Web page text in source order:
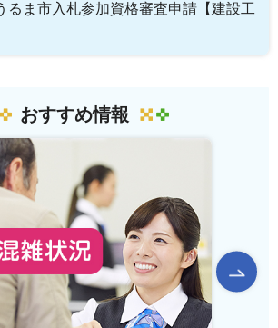
るま市入札参加資格審査申請【建設工
おすすめ情報
スライドを表示